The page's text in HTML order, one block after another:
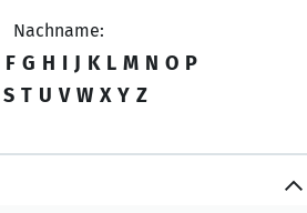
Nachname:
F G H I J K L M N O P
S T U V W X Y Z